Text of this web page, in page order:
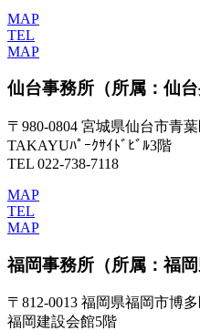
MAP
TEL
MAP
仙台事務所 （所属：仙
〒980-0804 宮城県仙台市青
TAKAYUﾊﾟｰｸｻｲﾄﾞﾋﾞﾙ3階
TEL 022-738-7118
MAP
TEL
MAP
福岡事務所 （所属：福
〒812-0013 福岡県福岡市博
福岡建設会館5階